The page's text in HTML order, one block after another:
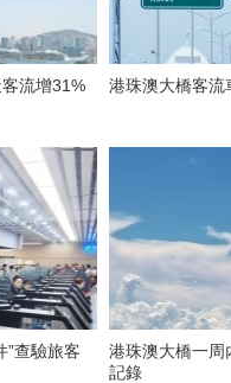
流增31% 港珠澳大橋客流
”查驗旅客
港珠澳大橋一周
記錄